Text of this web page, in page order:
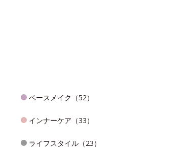
ベースメイク（52）
インナーケア（33）
ライフスタイル（23）